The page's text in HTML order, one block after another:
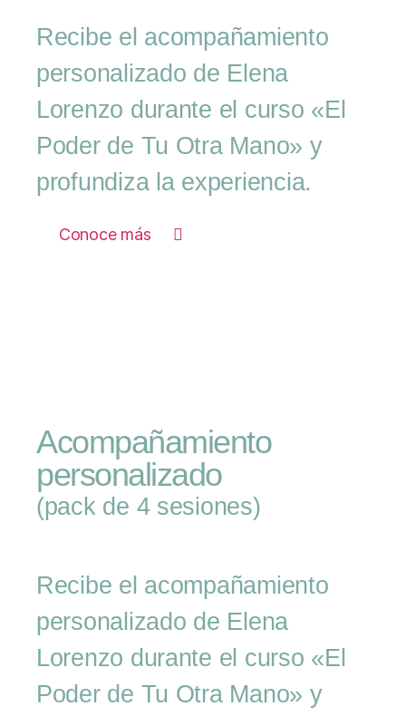
Recibe el acompañamiento
personalizado de Elena
Lorenzo durante el curso «El
Poder de Tu Otra Mano» y
profundiza la experiencia.
Conoce más
Acompañamiento
personalizado
(pack de 4 sesiones)
Recibe el acompañamiento
personalizado de Elena
Lorenzo durante el curso «El
Poder de Tu Otra Mano» y